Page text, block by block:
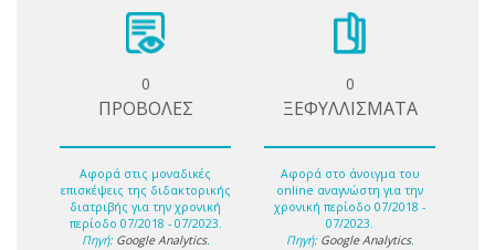
0
ΠΡΟΒΟΛΕΣ
Αφορά στις μοναδικές
επισκέψεις της διδακτορικής
διατριβής για την χρονική
περίοδο 07/2018 - 07/2023.
Πηγή: Google Analytics.
0
ΞΕΦΥΛΛΙΣΜΑΤΑ
Αφορά στο άνοιγμα του
online αναγνώστη για την
χρονική περίοδο 07/2018 -
07/2023.
Πηγή: Google Analytics.